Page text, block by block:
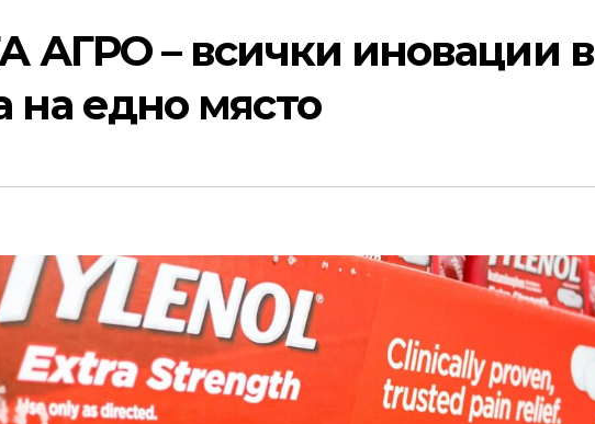
АГРО – всички иновации в
на едно място